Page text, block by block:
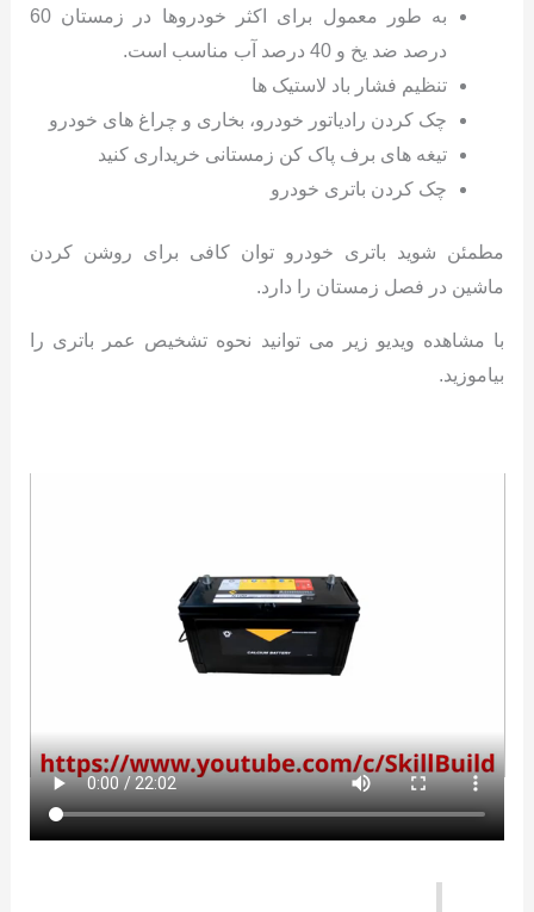
به طور معمول برای اکثر خودروها در زمستان 60
درصد ضد یخ و 40 درصد آب مناسب است.
تنظیم فشار باد لاستیک ها
چک کردن رادیاتور خودرو، بخاری و چراغ های خودرو
تیغه های برف پاک کن زمستانی خریداری کنید
چک کردن باتری خودرو
مطمئن شوید باتری خودرو توان کافی برای روشن کردن
ماشین در فصل زمستان را دارد.
با مشاهده ویدیو زیر می توانید نحوه تشخیص عمر باتری را
بیاموزید.